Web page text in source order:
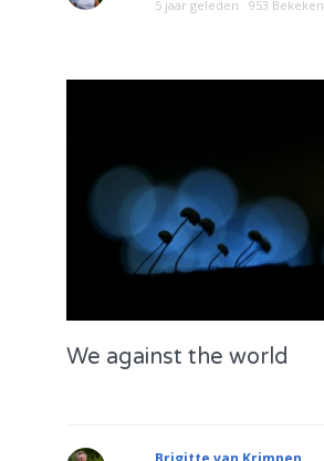
5 jaar geleden 953 Bekeken
We against the world